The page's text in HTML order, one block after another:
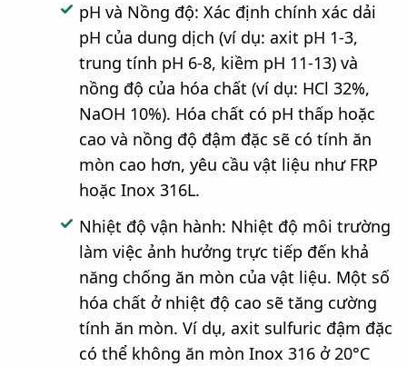
pH và Nồng độ: Xác định chính xác dải
pH của dung dịch (ví dụ: axit pH 1-3,
trung tính pH 6-8, kiềm pH 11-13) và
nồng độ của hóa chất (ví dụ: HCl 32%,
NaOH 10%). Hóa chất có pH thấp hoặc
cao và nồng độ đậm đặc sẽ có tính ăn
mòn cao hơn, yêu cầu vật liệu như FRP
hoặc Inox 316L.
Nhiệt độ vận hành: Nhiệt độ môi trường
làm việc ảnh hưởng trực tiếp đến khả
năng chống ăn mòn của vật liệu. Một số
hóa chất ở nhiệt độ cao sẽ tăng cường
tính ăn mòn. Ví dụ, axit sulfuric đậm đặc
có thể không ăn mòn Inox 316 ở 20°C